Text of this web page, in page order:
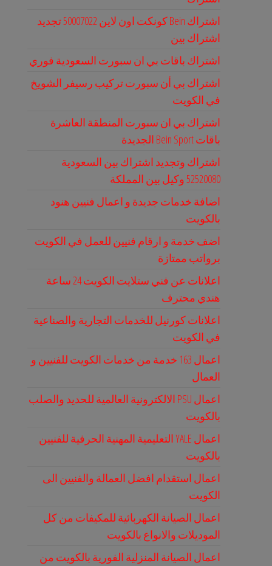
اشتراك Bein كونكت اون لاين 50007022 تجديد
اشتراك بين
اشتراك باقات بي ان سبورت السعودية فوري
اشتراك بي أن سبورت تركيب رسيفر الشويخ
في الكويت
اشتراك بي ان سبورت المنطقة العاشرة
باقات Bein Sport الجديدة
اشتراك وتجديد اشتراك بين السعودية
52520080 وكيل بين المملكة
اضافة خدمات جديدة و اعمال فنيين هنود
بالكويت
اضف خدمة و ارقام فنيين للعمل في الكويت
برواتب ممتازة
اعلانات عن فني ستلايت الكويت 24 ساعة
هندي محترف
اعلانات كورنيل للخدمات التجارية والصناعية
في الكويت
اعمال 163 خدمة من خدمات الكويت للفنيين و
العمال
اعمال PSU الالكترونية العالمية للحديد والصلب
بالكويت
اعمال YALE التعليمية المهنية الحرفية للفنيين
بالكويت
اعمال استقدام افضل العمالة والفنيين الى
الكويت
اعمال الصيانة الكهربائية للمكيفات من كل
الموديلات والانواع بالكويت
اعمال الصيانة المنزلية الفورية بالكويت من